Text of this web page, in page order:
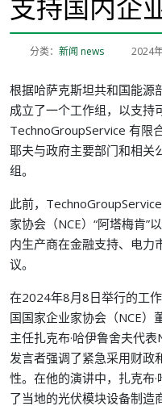
支持国内企
分类： 新闻 news 2024
根据哈萨克斯坦共和国能源
成立了一个工作组，以支持
TechnoGroupService 有限
耶夫与政府主要部门和相关
组。
此前，
家协会（NCE）“阿塔梅肯”
内生产商在金融支持、电力
议。
在2024年8月8日举行的工
国国家企业家协会（NCE）
主任扎克布·哈伊鲁舍夫代表
发言者强调了紧急采用财政
性。在他的演讲中，扎克布
了当地的光伏模块设备制造